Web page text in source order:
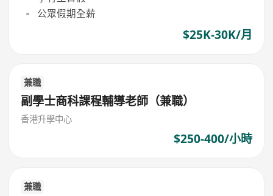
公眾假期全薪
$25K-30K/月
兼職
副學士商科課程輔導老師（兼職）
香港升學中心
$250-400/小時
兼職